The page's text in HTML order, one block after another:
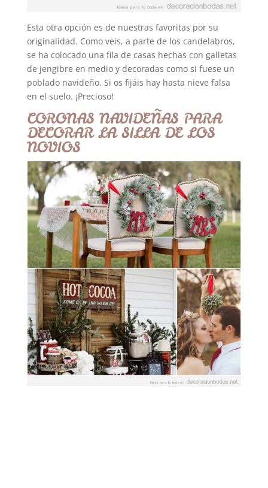
Esta otra opción es de nuestras favoritas por su
originalidad. Como veis, a parte de los candelabros,
se ha colocado una fila de casas hechas con galletas
de jengibre en medio y decoradas como si fuese un
poblado navideño. Si os fijáis hay hasta nieve falsa
en el suelo. ¡Precioso!
CORONAS NAVIDEÑAS PARA
DECORAR LA SILLA DE LOS
NOVIOS